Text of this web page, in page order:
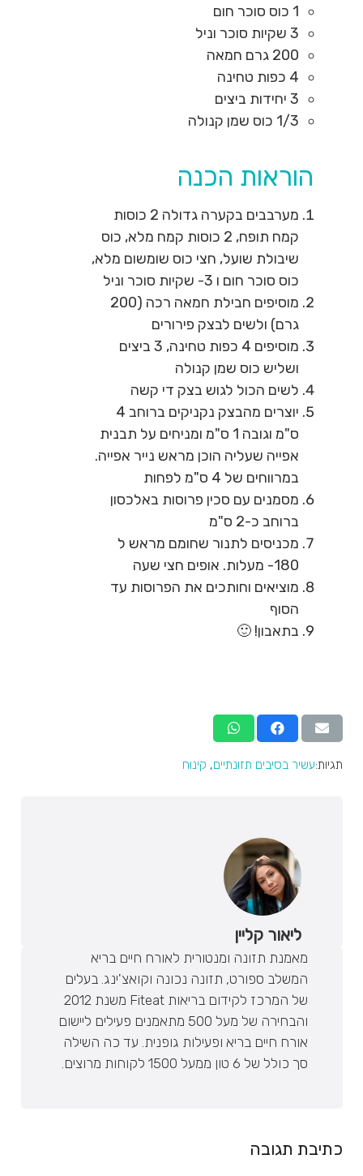
1 כוס סוכר חום
3 שקיות סוכר וניל
200 גרם חמאה
4 כפות טחינה
3 יחידות ביצים
1/3 כוס שמן קנולה
הוראות הכנה
מערבבים בקערה גדולה 2 כוסות
קמח תופח, 2 כוסות קמח מלא, כוס
שיבולת שועל, חצי כוס שומשום מלא,
כוס סוכר חום ו 3- שקיות סוכר וניל
מוסיפים חבילת חמאה רכה (200
גרם) ולשים לבצק פירורים
מוסיפים 4 כפות טחינה, 3 ביצים
ושליש כוס שמן קנולה
לשים הכול לגוש בצק די קשה
יוצרים מהבצק נקניקים ברוחב 4
ס"מ וגובה 1 ס"מ ומניחים על תבנית
אפייה שעליה הוכן מראש נייר אפייה.
במרווחים של 4 ס"מ לפחות
מסמנים עם סכין פרוסות באלכסון
ברוחב כ-2 ס"מ
מכניסים לתנור שחומם מראש ל
180- מעלות. אופים חצי שעה
מוציאים וחותכים את הפרוסות עד
הסוף
בתאבון! 🙂
תגיות:עשיר בסיבים תזונתיים, קינוח
ליאור קליין
מאמנת תזונה ומנטורית לאורח חיים בריא
המשלב ספורט, תזונה נכונה וקואצ'ינג. בעלים
של המרכז לקידום בריאות Fiteat משנת 2012
והבחירה של מעל 500 מתאמנים פעילים ליישום
אורח חיים בריא ופעילות גופנית. עד כה השילה
סך כולל של 6 טון ממעל 1500 לקוחות מרוצים.
כתיבת תגובה